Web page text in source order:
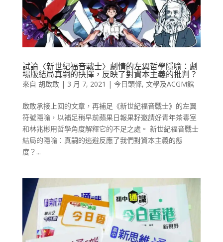
試論〈新世紀福音戰士〉劇情的左翼哲學隱喻：劇
場版結局真嗣的抉擇，反映了對資本主義的批判？
來自 胡啟敢| 3 月 7, 2021 | 今日頭條, 文學及ACGM館
啟敢承接上回的文章，再補足《新世紀福音戰士》的左翼
符號隱喻，以補足稍早前蘋果日報果籽邀請好青年茶毒室
和林兆彬用哲學角度解釋它的不足之處。 新世紀福音戰士
結局的隱喻：真嗣的逃避反應了我們對資本主義的態
度？...